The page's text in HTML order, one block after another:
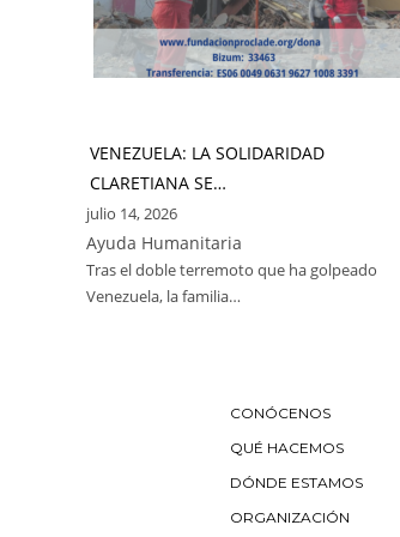
VENEZUELA: LA SOLIDARIDAD
CLARETIANA SE…
julio 14, 2026
Ayuda Humanitaria
Tras el doble terremoto que ha golpeado
Venezuela, la familia…
CONÓCENOS
QUÉ HACEMOS
DÓNDE ESTAMOS
ORGANIZACIÓN